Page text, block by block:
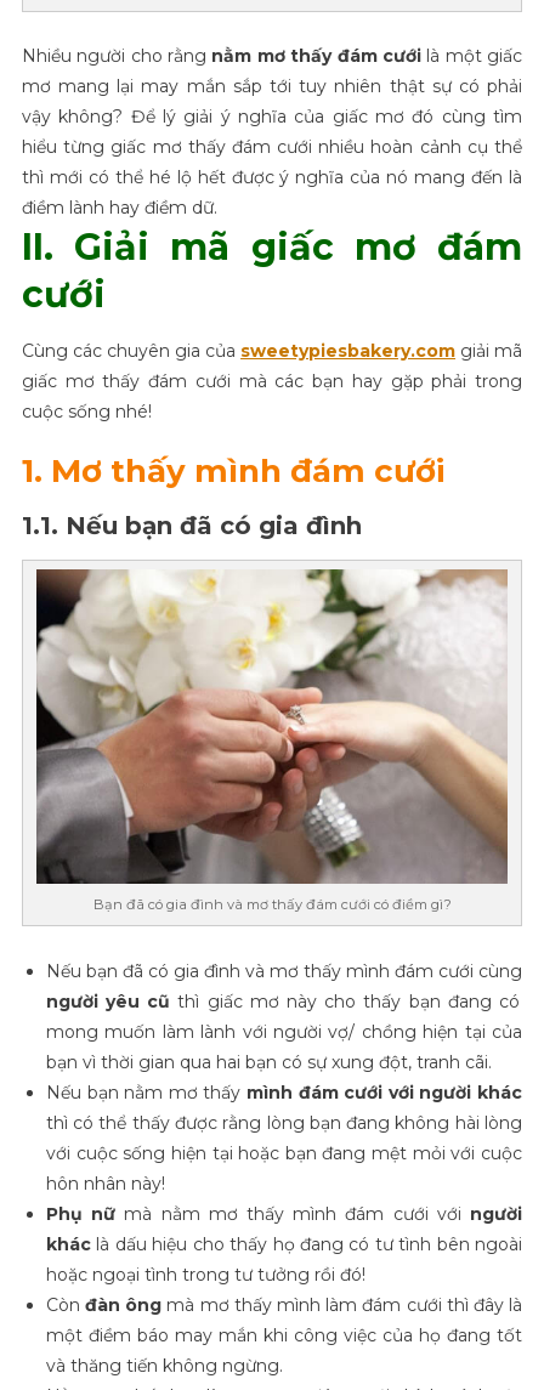
Nhiều người cho rằng nằm mơ thấy đám cướilà một giấc
mơ mang lại may mắn sắp tới tuy nhiên thật sự có phải
vậy không? Để lý giải ý nghĩa của giấc mơ đó cùng tìm
hiểu từng giấc mơ thấy đám cưới nhiều hoàn cảnh cụ thể
thì mới có thể hé lộ hết được ý nghĩa của nó mang đến là
điềm lành hay điềm dữ.
II. Giải mã giấc mơ đám
cưới
Cùng các chuyên gia của sweetypiesbakery.com giải mã
giấc mơ thấy đám cưới mà các bạn hay gặp phải trong
cuộc sống nhé!
1. Mơ thấy mình đám cưới
1.1. Nếu bạn đã có gia đình
Bạn đã có gia đình và mơ thấy đám cưới có điềm gì?
Nếu bạn đã có gia đình và mơ thấy mình đám cưới cùng
người yêu cũ thì giấc mơ này cho thấy bạn đang có
mong muốn làm lành với người vợ/ chồng hiện tại của
bạn vì thời gian qua hai bạn có sự xung đột, tranh cãi.
Nếu bạn nằm mơ thấy mình đám cưới với người khác
thì có thể thấy được rằng lòng bạn đang không hài lòng
với cuộc sống hiện tại hoặc bạn đang mệt mỏi với cuộc
hôn nhân này!
Phụ nữ mà nằm mơ thấy mình đám cưới với người
kháclà dấu hiệu cho thấy họ đang có tư tình bên ngoài
hoặc ngoại tình trong tư tưởng rồi đó!
Còn đàn ông mà mơ thấy mình làm đám cưới thì đây là
một điềm báo may mắn khi công việc của họ đang tốt
và thăng tiến không ngừng.